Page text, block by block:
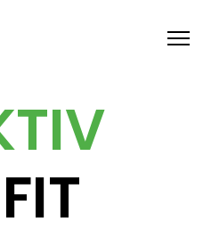
FIT